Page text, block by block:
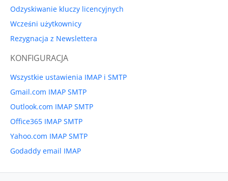
Odzyskiwanie kluczy licencyjnych
Wcześni użytkownicy
Rezygnacja z Newslettera
KONFIGURACJA
Wszystkie ustawienia IMAP i SMTP
Gmail.com IMAP SMTP
Outlook.com IMAP SMTP
Office365 IMAP SMTP
Yahoo.com IMAP SMTP
Godaddy email IMAP